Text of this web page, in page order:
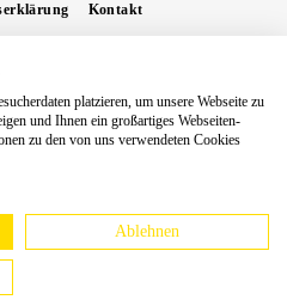
Kontakt
nicht anders angegeben.
Österreich GmbH
- 134/OG3, 3430 Tulln
hinzuweisen:
webgate.ec.europa.eu/odr
platzieren, um unsere Webseite zu
und Ihnen ein großartiges Webseiten-
zu den von uns verwendeten Cookies
Ablehnen